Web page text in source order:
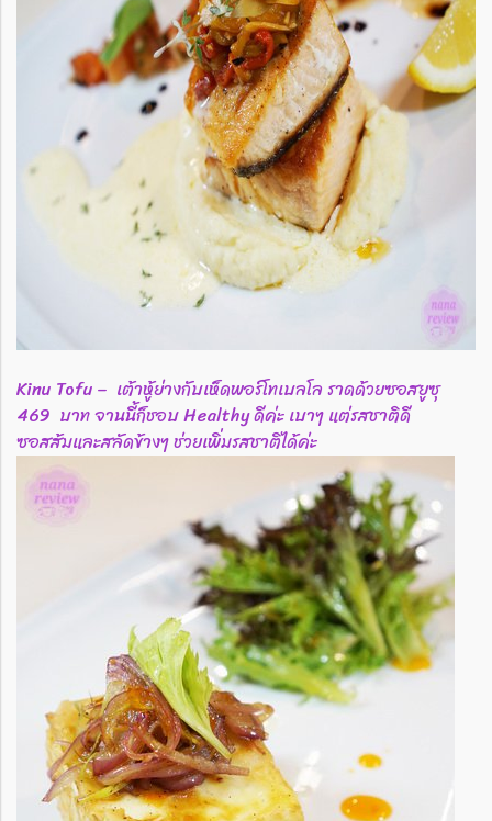
Kinu Tofu – เต้าหู้ย่างกับเห็ดพอร์โทเบลโล ราดด้วยซอสยูซุ
469 บาท จานนี้ก็ชอบ Healthy ดีค่ะ เบาๆ แต่รสชาติดี
ซอสส้มและสลัดข้างๆ ช่วยเพิ่มรสชาติได้ค่ะ